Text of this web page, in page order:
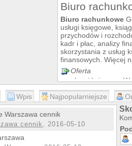
Biuro
Biuro rachunkowe
usługi księgowe,
przychodów i
kadr i płac, analizy
skorzystania z usług
finansowych. Więcej
Oferta
ułsugi księgowe
biuro rachunkowe
biuro księgowe
księgi rachunkowe
Wpis Najpopularniejsze
Warszawa cennik
cennik , 2016-05-10